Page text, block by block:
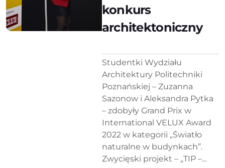
konkurs
architektoniczny
Studentki Wydziału
Architektury Politechniki
Poznańskiej – Zuzanna
Sazonow i Aleksandra Pytka
– zdobyły Grand Prix w
International VELUX Award
2022 w kategorii „Światło
naturalne w budynkach”.
Zwycięski projekt – „TIP –...